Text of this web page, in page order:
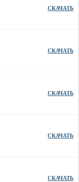
СКАЧАТЬ
СКАЧАТЬ
СКАЧАТЬ
СКАЧАТЬ
СКАЧАТЬ